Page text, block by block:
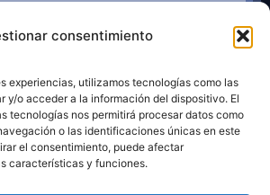
consentimiento
experiencias, utilizamos tecnologías como las
y/o acceder a la información del dispositivo. El
tecnologías nos permitirá procesar datos como
o las identificaciones únicas en este
el consentimiento, puede afectar
características y funciones.